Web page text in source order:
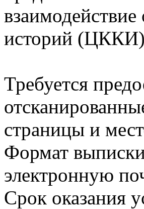
историй
Требуется
страницы и
Формат
электронную
Срок оказания